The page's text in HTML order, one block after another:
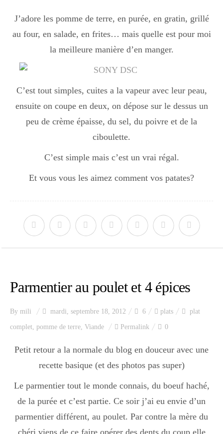
J’adore les pomme de terre, en purée, en gratin, grillé
au four, en salade, en frites… mais quelle est pour moi
la meilleure manière d’en manger.
C’est tout simples, cuites a la vapeur avec leur peau,
ensuite on coupe en deux, on dépose sur le dessus un
peu de crème épaisse, du sel, du poivre et de la
ciboulette.
C’est simple mais c’est un vrai régal.
Et vous vous les aimez comment vos patates?
Parmentier au poulet et 4 épices
By mili mardi, septembre 18, 2012 6 plats plat
complet, pomme de terre, Viande Permalink 0
Petit retour a la normale du blog en douceur avec une
recette basique (et des photos pas super)
Le parmentier tout le monde connais, du boeuf haché,
de la purée et c’est partie. Ce soir j’ai eu envie d’un
parmentier différent, au poulet. Par contre la mère du
chéri viens de ce faire opérer des dents du coup elle